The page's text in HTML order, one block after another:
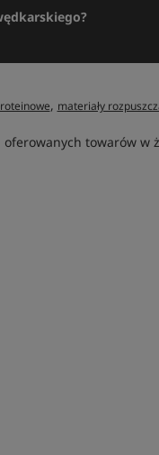
, materiały
towarów